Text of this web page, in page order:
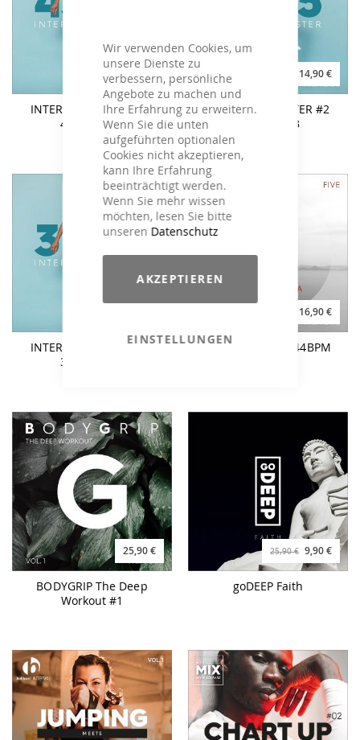
Wir verwenden Cookies, um
unsere Dienste zu
verbessern, persönliche
Angebote zu machen und
Ihre Erfahrung zu erweitern.
Wenn Sie die unten
aufgeführten optionalen
Cookies nicht akzeptieren,
kann Ihre Erfahrung
beeinträchtigt werden.
Wenn Sie mehr wissen
möchten, lesen Sie bitte
unseren Datenschutz
AKZEPTIEREN
EINSTELLUNGEN
14,90 €
INTERVAL BOOSTER #2
45/30 - MP3
14,90 €
INTERVAL BOOSTER #2
45/15 - MP3
INTERVAL BOOSTER #2
30/15 - MP3
16,90 €
TABATA #Five - 144BPM
25,90 €
BODYGRIP The Deep
Workout #1
25,90 € 9,90 €
goDEEP Faith